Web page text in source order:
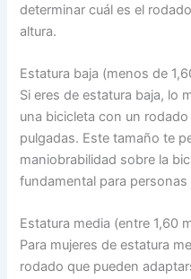
determinar cuál es el
altura.
Estatura baja (menos de
Si eres de estatura baja, lo
una bicicleta con un
pulgadas. Este tamaño te
maniobrabilidad sobre la
fundamental para
Estatura media (entre 1,60
Para mujeres de estatura
rodado que pueden